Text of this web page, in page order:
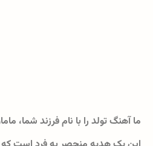
ما آهنگ تولد را با نام فرزند شما،